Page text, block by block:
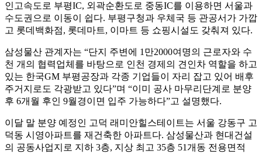
인고속도로 부평IC, 외곽순환도로 중동IC를 이용하면 서울과
수도권으로 이동이 쉽다. 부평구청과 우체국 등 관공서가 가깝
고 롯데백화점, 롯데마트, 이마트 등 쇼핑시설도 갖춰져 있다.
삼성물산 관계자는 “단지 주변에 1만2000여명의 근로자와 수
천 개의 협력업체를 바탕으로 인천 경제의 견인차 역할을 하고
있는 한국GM 부평공장과 각종 기업들이 자리 잡고 있어 배후
주거지로도 각광받고 있다”며 “이미 공사 마무리단계로 분양
후 6개월 후인 9월경이면 입주 가능하다”고 설명했다.
이달 말 분양 예정인 고덕 래미안힐스테이트는 서울 강동구 고
덕동 시영아파트를 재건축한 아파트다. 삼성물산과 현대건설
의 공동사업지로 지하 3층, 지상 최고 35층 51개동 전용면적